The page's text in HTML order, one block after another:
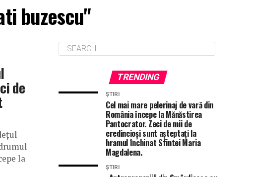
buzescu"
de
la
TRENDING
ȘTIRI
Cel mai mare pelerinaj de vară din
România începe la Mănăstirea
Pantocrator. Zeci de mii de
credincioși sunt așteptați la
hramul închinat Sfintei Maria
Magdalena.
ȘTIRI